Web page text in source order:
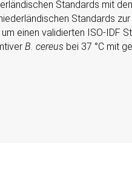
Standards mit
Standards
einen validierten ISO-IDF
B. cereus bei 37 °C mit